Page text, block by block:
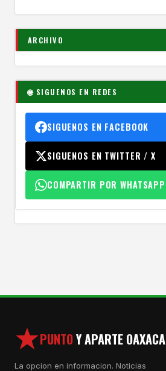
ARCHIVO
🌐 SIGUENOS EN REDES
SIGUENOS EN FACEBOOK
SIGUENOS EN TWITTER / X
COMPARTIR POR WHATSAPP
PUNTOY APARTE OAXACA
La opcion en informacion. Noticias